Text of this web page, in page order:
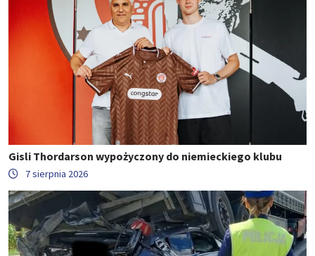
Gisli Thordarson wypożyczony do niemieckiego klubu
7 sierpnia 2026